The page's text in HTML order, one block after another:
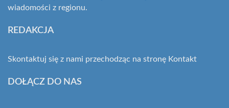
wiadomości z regionu.
REDAKCJA
Skontaktuj się z nami przechodząc na stronę Kontakt
DOŁĄCZ DO NAS